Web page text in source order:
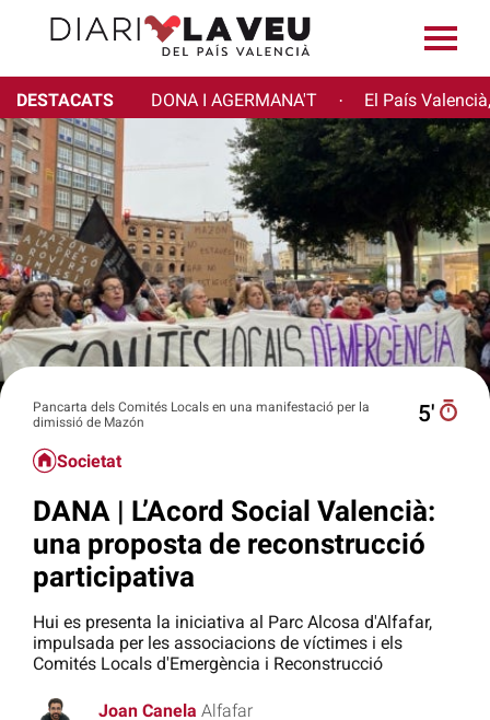
DESTACATS DONA I AGERMANA'T · El País
Pancarta dels Comités Locals en una manifestació per la
dimissió de Mazón
5′
Societat
DANA | L’Acord Social Valencià:
una proposta de reconstrucció
participativa
Hui es presenta la iniciativa al Parc Alcosa d'Alfafar,
impulsada per les associacions de víctimes i els
Comités Locals d'Emergència i Reconstrucció
Joan Canela Alfafar